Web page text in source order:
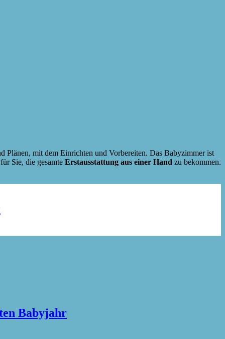
mit dem Einrichten und Vorbereiten. Das Babyzimmer ist
Sie, die gesamte Erstausstattung aus einer Hand zu bekommen.
Babyjahr